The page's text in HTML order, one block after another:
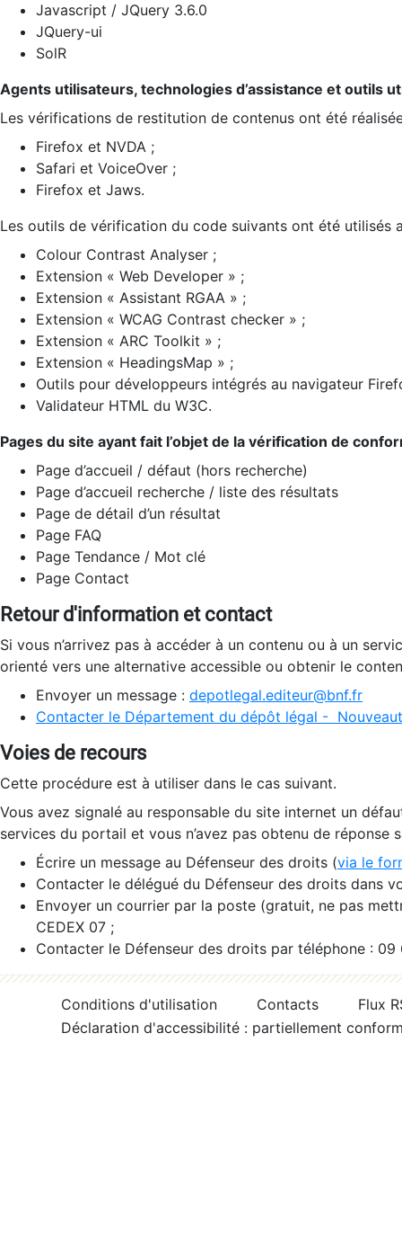
Javascript / JQuery 3.6.0
JQuery-ui
SolR
Agents utilisateurs, technologies d’assistance et outils
Les vérifications de restitution de contenus ont été
Firefox et NVDA ;
Safari et VoiceOver ;
Firefox et Jaws.
Les outils de vérification du code suivants ont été utilisés
Colour Contrast Analyser ;
Extension « Web Developer » ;
Extension « Assistant RGAA » ;
Extension « WCAG Contrast checker » ;
Extension « ARC Toolkit » ;
Extension « HeadingsMap » ;
Outils pour développeurs intégrés au navigateur
Validateur HTML du W3C.
Pages du site ayant fait l’objet de la vérification de
Page d’accueil / défaut (hors recherche)
Page d’accueil recherche / liste des résultats
Page de détail d’un résultat
Page FAQ
Page Tendance / Mot clé
Page Contact
Retour d'information et contact
Si vous n’arrivez pas à accéder à un contenu ou à un
orienté vers une alternative accessible ou obtenir le
Envoyer un message : depotlegal.editeur@bnf.fr
Contacter le Département du dépôt légal -
Voies de recours
Cette procédure est à utiliser dans le cas suivant.
Vous avez signalé au responsable du site internet un
services du portail et vous n’avez pas obtenu de réponse
Écrire un message au Défenseur des droits (via le
Contacter le délégué du Défenseur des droits dans
Envoyer un courrier par la poste (gratuit, ne pas
CEDEX 07 ;
Contacter le Défenseur des droits par téléphone :
Conditions d'utilisation Contacts
Flux
Déclaration d'accessibilité : partiellement